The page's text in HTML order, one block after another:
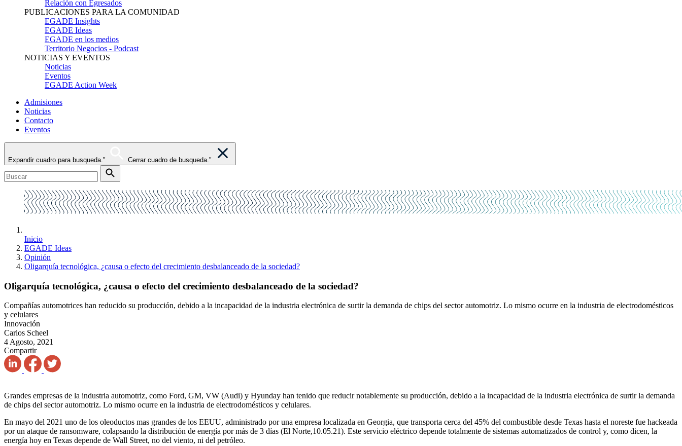
Relación con Egresados
PUBLICACIONES PARA LA COMUNIDAD
EGADE Insights
EGADE Ideas
EGADE en los medios
Territorio Negocios - Podcast
NOTICIAS Y EVENTOS
Noticias
Eventos
EGADE Action Week
Admisiones
Noticias
Contacto
Eventos
Expandir cuadro para busqueda." Cerrar cuadro de busqueda."
Inicio
EGADE Ideas
Opinión
Oligarquía tecnológica, ¿causa o efecto del crecimiento desbalanceado de la sociedad?
Oligarquía tecnológica, ¿causa o efecto del crecimiento desbalanceado de la sociedad?
Compañías automotrices han reducido su producción, debido a la incapacidad de la industria electrónica de surtir la demanda de chips del sector automotriz. Lo mismo ocurre en la industria de electrodomésticos
y celulares
Innovación
Carlos Scheel
4 Agosto, 2021
Compartir
Grandes empresas de la industria automotriz, como Ford, GM, VW (Audi) y Hyunday han tenido que reducir notablemente su producción, debido a la incapacidad de la industria electrónica de surtir la demanda
de chips del sector automotriz. Lo mismo ocurre en la industria de electrodomésticos y celulares.
En mayo del 2021 uno de los oleoductos mas grandes de los EEUU, administrado por una empresa localizada en Georgia, que transporta cerca del 45% del combustible desde Texas hasta el noreste fue hackeada
por un ataque de ransomware, colapsando la distribución de energía por más de 3 días (El Norte,10.05.21). Este servicio eléctrico depende totalmente de sistemas automatizados de control y, como dicen, la
energía hoy en Texas depende de Wall Street, no del viento, ni del petróleo.